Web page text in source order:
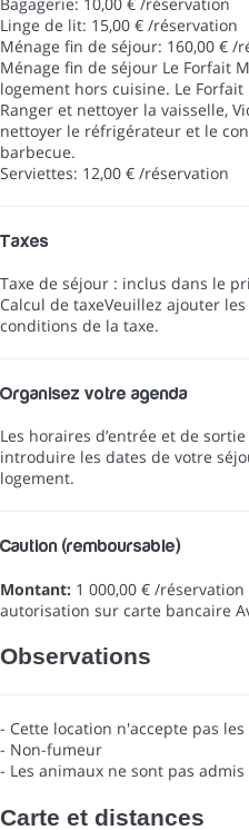
Linge de lit: 15,00 € /réservation
Ménage fin de séjour: 160,00 € /
Ménage fin de séjour Le Forfait
logement hors cuisine. Le
Ranger et nettoyer la vaisselle,
nettoyer le réfrigérateur et le
barbecue.
Serviettes: 12,00 € /réservation
Taxes
Taxe de séjour : inclus dans le
Calcul de taxeVeuillez ajouter
conditions de la taxe.
Organisez votre agenda
Les horaires d’entrée et de
introduire les dates de votre
logement.
Caution (remboursable)
Montant: 1 000,00 € /réservation
autorisation sur carte bancaire
Observations
- Cette location n'accepte pas
- Non-fumeur
- Les animaux ne sont pas admis
Carte et distances